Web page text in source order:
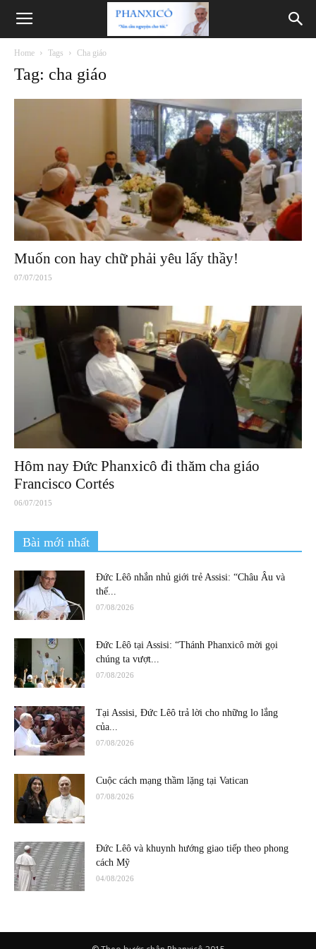
Phanxicô
Home Tags Cha giáo
Tag: cha giáo
Muốn con hay chữ phải yêu lấy thầy!
07/07/2015
Hôm nay Đức Phanxicô đi thăm cha giáo
Francisco Cortés
06/07/2015
Bài mới nhất
Đức Lêô nhắn nhủ giới trẻ Assisi: “Châu Âu và
thế...
07/08/2026
Đức Lêô tại Assisi: “Thánh Phanxicô mời gọi
chúng ta vượt...
07/08/2026
Tại Assisi, Đức Lêô trả lời cho những lo lắng
của...
07/08/2026
Cuộc cách mạng thầm lặng tại Vatican
07/08/2026
Đức Lêô và khuynh hướng giao tiếp theo phong
cách Mỹ
04/08/2026